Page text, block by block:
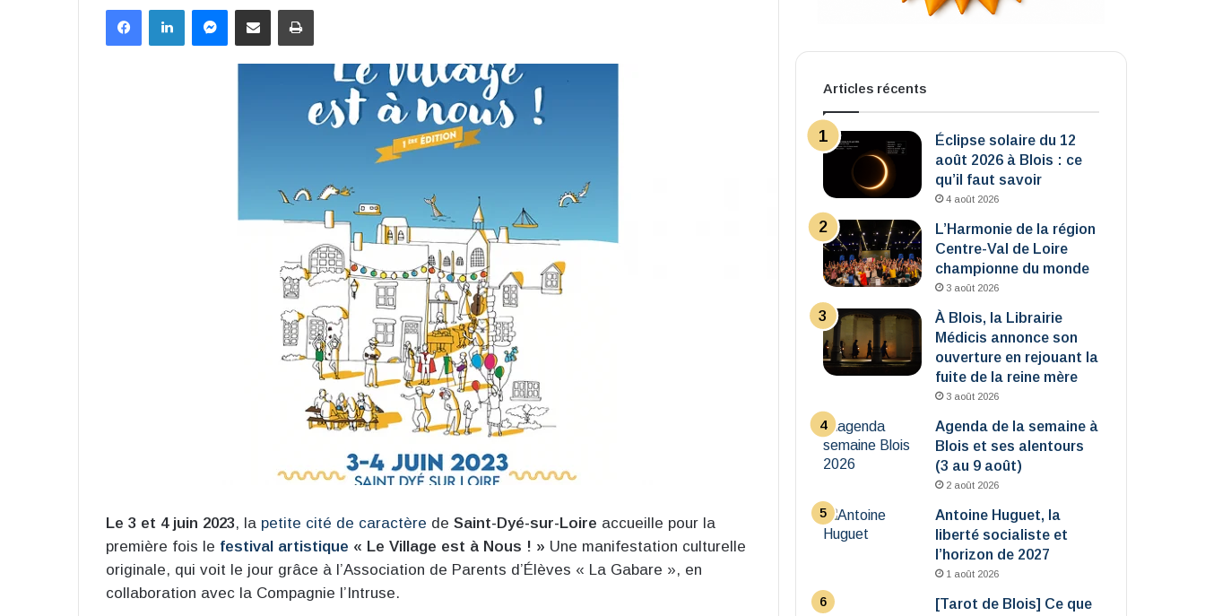
courriel
FacebookLinkedinMessenger
Partager par email Imprimer
Le 3 et 4 juin 2023, la petite cité de caractère de Saint-Dyé-sur-Loire accueille pour la
première fois le festival artistique « Le Village est à Nous ! » Une manifestation culturelle
originale, qui voit le jour grâce à l’Association de Parents d’Élèves « La Gabare », en
collaboration avec la Compagnie l’Intruse.
Articles récents
Éclipse solaire du 12
août 2026 à Blois : ce
qu’il faut savoir
4 août 2026
L’Harmonie de la région
Centre-Val de Loire
championne du monde
3 août 2026
À Blois, la Librairie
Médicis annonce son
ouverture en rejouant la
fuite de la reine mère
3 août 2026
Agenda de la semaine à
Blois et ses alentours
(3 au 9 août)
2 août 2026
Antoine Huguet, la
liberté socialiste et
l’horizon de 2027
1 août 2026
[Tarot de Blois] Ce que